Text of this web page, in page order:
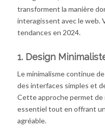
transforment la manière
interagissent avec le web.
tendances en 2024.
1. Design
Le minimalisme continue
des interfaces simples et
Cette approche permet
essentiel tout en offrant
agréable.